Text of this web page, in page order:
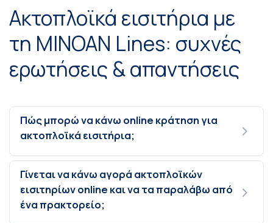
Ακτοπλοϊκά εισιτήρια με
τη MINOAN Lines: συχνές
ερωτήσεις & απαντήσεις
Πώς μπορώ να κάνω online κράτηση για
ακτοπλοϊκά εισιτήρια;
Γίνεται να κάνω αγορά ακτοπλοϊκών
εισιτηρίων online και να τα παραλάβω από
ένα πρακτορείο;